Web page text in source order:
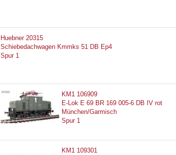
Huebner 20315
Schiebedachwagen Kmmks 51 DB Ep4
Spur 1
KM1 106909
E-Lok E 69 BR 169 005-6 DB IV rot
München/Garmisch
Spur 1
KM1 109301